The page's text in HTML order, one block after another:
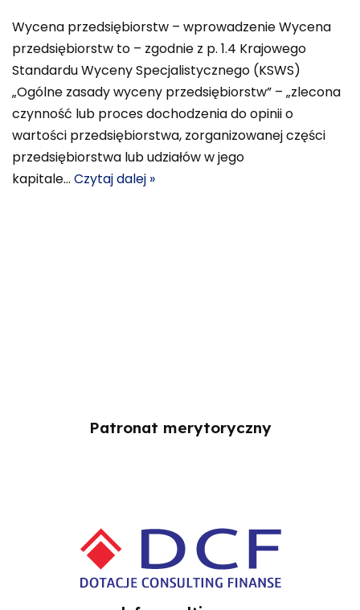
Wycena przedsiębiorstw – wprowadzenie Wycena
przedsiębiorstw to – zgodnie z p. 1.4 Krajowego
Standardu Wyceny Specjalistycznego (KSWS)
„Ogólne zasady wyceny przedsiębiorstw” – „zlecona
czynność lub proces dochodzenia do opinii o
wartości przedsiębiorstwa, zorganizowanej części
przedsiębiorstwa lub udziałów w jego
kapitale… Czytaj dalej »
Patronat merytoryczny